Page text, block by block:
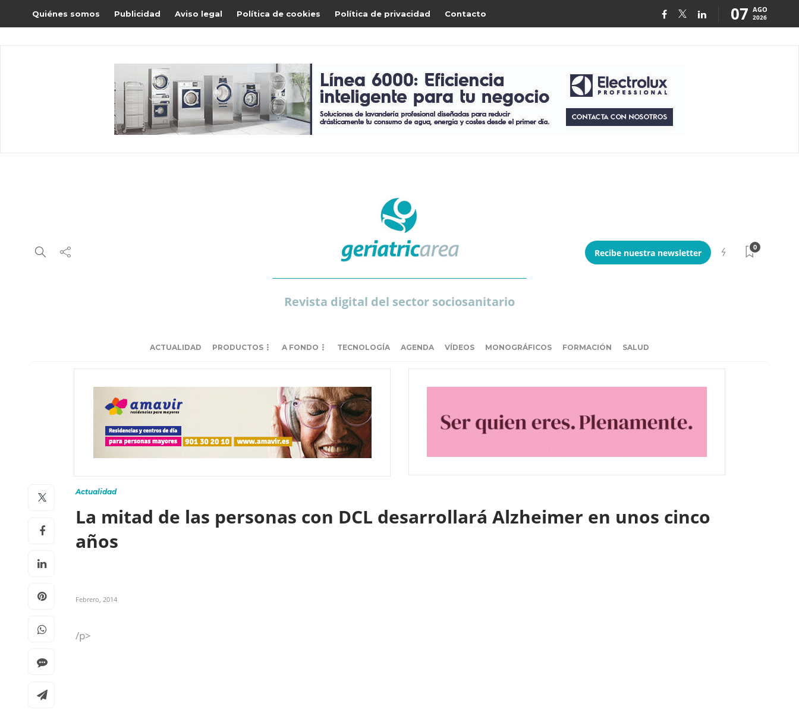
Quiénes somos Publicidad Aviso legal Política de cookies Política de privacidad Contacto 07 AGO
2026
Revista digital del sector sociosanitario
Recibe nuestra newsletter
0
ACTUALIDAD PRODUCTOS A FONDO TECNOLOGÍA AGENDA VÍDEOS MONOGRÁFICOS FORMACIÓN SALUD
Actualidad
La mitad de las personas con DCL desarrollará Alzheimer en unos cinco
años
Febrero, 2014
/p>